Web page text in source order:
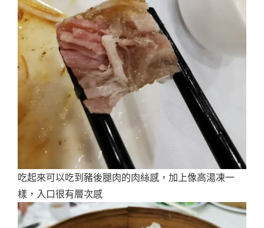
吃起來可以吃到豬後腿肉的肉絲感，加上像高湯凍一
樣，入口很有層次感